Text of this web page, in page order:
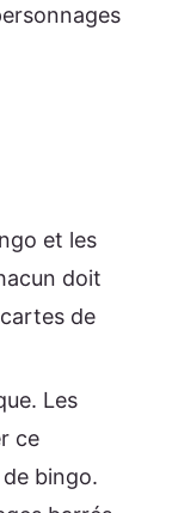
et les
doit
de
Les
ce
bingo.